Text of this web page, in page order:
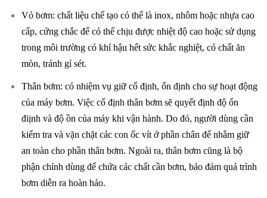
Vỏ bơm: chất liệu chế tạo có thể là inox, nhôm hoặc nhựa cao
cấp, cứng chắc để có thể chịu được nhiệt độ cao hoặc sử dụng
trong môi trường có khí hậu hết sức khắc nghiệt, có chất ăn
mòn, tránh gỉ sét.
Thân bơm: có nhiệm vụ giữ cố định, ổn định cho sự hoạt động
của máy bơm. Việc cố định thân bơm sẽ quyết định độ ổn
điịnh và độ ồn của máy khi vận hành. Do đó, người dùng cần
kiểm tra và vặn chặt các con ốc vít ở phần chân đế nhằm giữ
an toàn cho phần thân bơm. Ngoài ra, thân bơm cũng là bộ
phận chính dùng để chứa các chất cần bơm, bảo đảm quá trình
bơm diễn ra hoàn hảo.